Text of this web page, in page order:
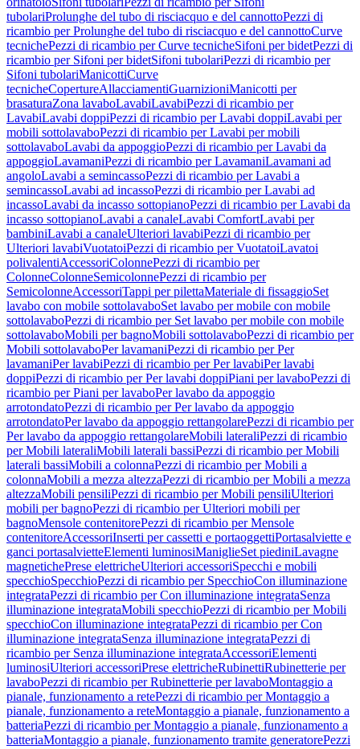
tubolariProlunghe del tubo di risciacquo e del cannottoPezzi di
ricambio per Prolunghe del tubo di risciacquo e del cannottoCurve
tecnichePezzi di ricambio per Curve tecnicheSifoni per bidetPezzi di
ricambio per Sifoni per bidetSifoni tubolariPezzi di ricambio per
Sifoni tubolariManicottiCurve
tecnicheCopertureAllacciamentiGuarnizioniManicotti per
brasaturaZona lavaboLavabiLavabiPezzi di ricambio per
LavabiLavabi doppiPezzi di ricambio per Lavabi doppiLavabi per
mobili sottolavaboPezzi di ricambio per Lavabi per mobili
sottolavaboLavabi da appoggioPezzi di ricambio per Lavabi da
appoggioLavamaniPezzi di ricambio per LavamaniLavamani ad
angoloLavabi a semincassoPezzi di ricambio per Lavabi a
semincassoLavabi ad incassoPezzi di ricambio per Lavabi ad
incassoLavabi da incasso sottopianoPezzi di ricambio per Lavabi da
incasso sottopianoLavabi a canaleLavabi ComfortLavabi per
bambiniLavabi a canaleUlteriori lavabiPezzi di ricambio per
Ulteriori lavabiVuotatoiPezzi di ricambio per VuotatoiLavatoi
polivalentiAccessoriColonnePezzi di ricambio per
ColonneColonneSemicolonnePezzi di ricambio per
SemicolonneAccessoriTappi per pilettaMateriale di fissaggioSet
lavabo con mobile sottolavaboSet lavabo per mobile con mobile
sottolavaboPezzi di ricambio per Set lavabo per mobile con mobile
sottolavaboMobili per bagnoMobili sottolavaboPezzi di ricambio per
Mobili sottolavaboPer lavamaniPezzi di ricambio per Per
lavamaniPer lavabiPezzi di ricambio per Per lavabiPer lavabi
doppiPezzi di ricambio per Per lavabi doppiPiani per lavaboPezzi di
ricambio per Piani per lavaboPer lavabo da appoggio
arrotondatoPezzi di ricambio per Per lavabo da appoggio
arrotondatoPer lavabo da appoggio rettangolarePezzi di ricambio per
Per lavabo da appoggio rettangolareMobili lateraliPezzi di ricambio
per Mobili lateraliMobili laterali bassiPezzi di ricambio per Mobili
laterali bassiMobili a colonnaPezzi di ricambio per Mobili a
colonnaMobili a mezza altezzaPezzi di ricambio per Mobili a mezza
altezzaMobili pensiliPezzi di ricambio per Mobili pensiliUlteriori
mobili per bagnoPezzi di ricambio per Ulteriori mobili per
bagnoMensole contenitorePezzi di ricambio per Mensole
contenitoreAccessoriInserti per cassetti e portaoggettiPortasalviette e
ganci portasalvietteElementi luminosiManiglieSet piediniLavagne
magnetichePrese elettricheUlteriori accessoriSpecchi e mobili
specchioSpecchioPezzi di ricambio per SpecchioCon illuminazione
integrataPezzi di ricambio per Con illuminazione integrataSenza
illuminazione integrataMobili specchioPezzi di ricambio per Mobili
specchioCon illuminazione integrataPezzi di ricambio per Con
illuminazione integrataSenza illuminazione integrataPezzi di
ricambio per Senza illuminazione integrataAccessoriElementi
luminosiUlteriori accessoriPrese elettricheRubinettiRubinetterie per
lavaboPezzi di ricambio per Rubinetterie per lavaboMontaggio a
pianale, funzionamento a retePezzi di ricambio per Montaggio a
pianale, funzionamento a reteMontaggio a pianale, funzionamento a
batteriaPezzi di ricambio per Montaggio a pianale, funzionamento a
batteriaMontaggio a pianale, funzionamento tramite generatorePezzi